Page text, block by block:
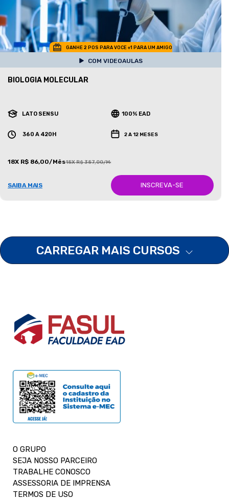
GANHE 2 POS PARA VOCE +1 PARA UM AMIGO
COM VIDEOAULAS
BIOLOGIA MOLECULAR
LATO SENSU 100% EAD
360 A 420H 2 A 12 MESES
18X R$ 86,00/Mês18X R$ 387,00/Mês
SAIBA MAIS INSCREVA-SE
CARREGAR MAIS CURSOS
O GRUPO
SEJA NOSSO PARCEIRO
TRABALHE CONOSCO
ASSESSORIA DE IMPRENSA
TERMOS DE USO